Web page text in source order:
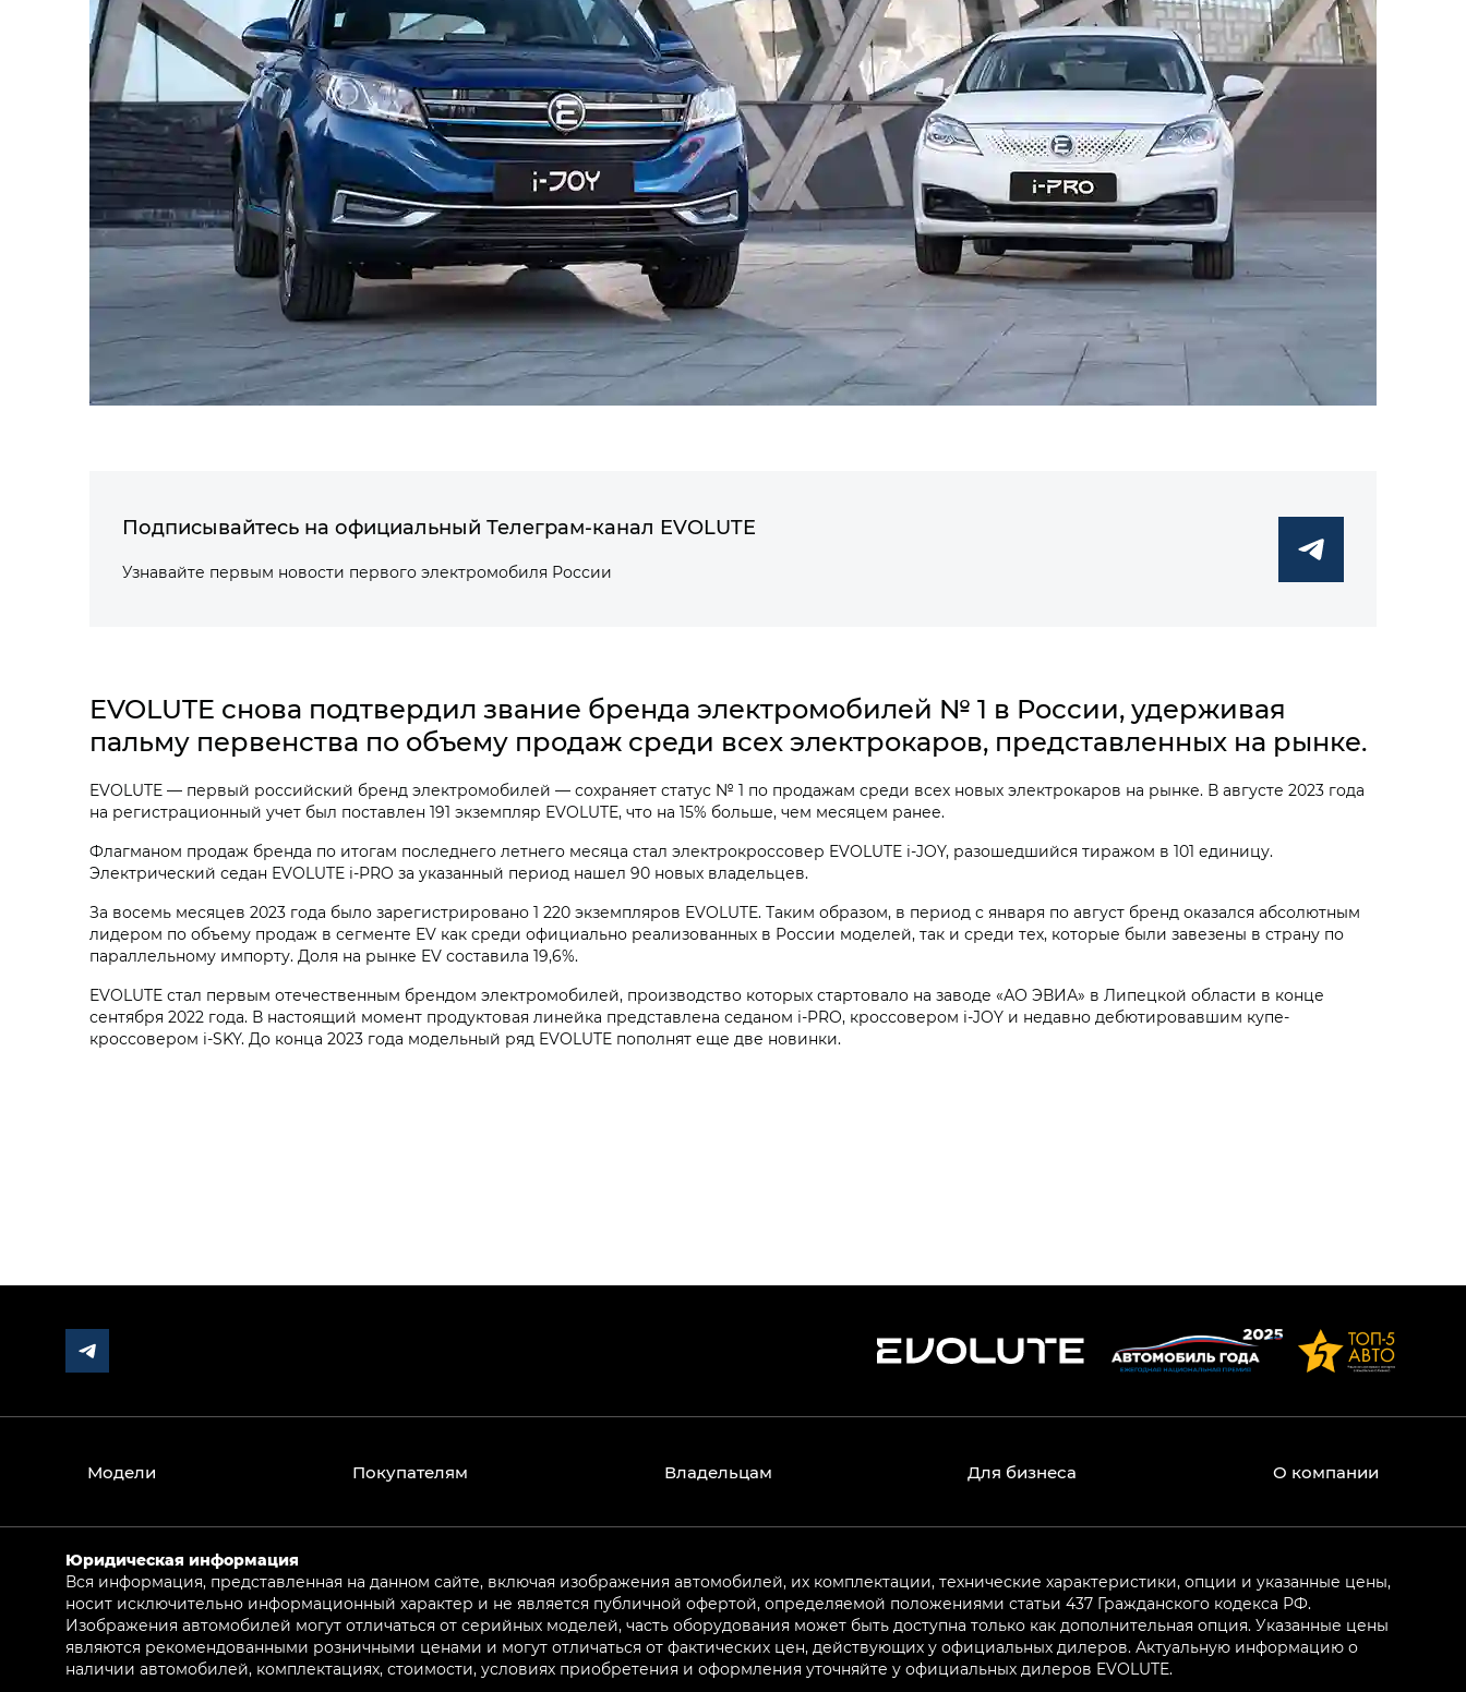
Подписывайтесь на официальный Телеграм-канал EVOLUTE
Узнавайте первым новости первого электромобиля России
EVOLUTE снова подтвердил звание бренда электромобилей № 1 в России, удерживая
пальму первенства по объему продаж среди всех электрокаров, представленных на рынке.
EVOLUTE — первый российский бренд электромобилей — сохраняет статус № 1 по продажам среди всех новых электрокаров на рынке. В августе 2023 года
на регистрационный учет был поставлен 191 экземпляр EVOLUTE, что на 15% больше, чем месяцем ранее.
Флагманом продаж бренда по итогам последнего летнего месяца стал электрокроссовер EVOLUTE i‑JOY, разошедшийся тиражом в 101 единицу.
Электрический седан EVOLUTE i‑PRO за указанный период нашел 90 новых владельцев.
За восемь месяцев 2023 года было зарегистрировано 1 220 экземпляров EVOLUTE. Таким образом, в период с января по август бренд оказался абсолютным
лидером по объему продаж в сегменте EV как среди официально реализованных в России моделей, так и среди тех, которые были завезены в страну по
параллельному импорту. Доля на рынке EV составила 19,6%.
EVOLUTE стал первым отечественным брендом электромобилей, производство которых стартовало на заводе «АО ЭВИА» в Липецкой области в конце
сентября 2022 года. В настоящий момент продуктовая линейка представлена седаном i‑PRO, кроссовером i‑JOY и недавно дебютировавшим купе-
кроссовером i‑SKY. До конца 2023 года модельный ряд EVOLUTE пополнят еще две новинки.
Модели Покупателям Владельцам Для бизнеса О компании
Юридическая информация
Вся информация, представленная на данном сайте, включая изображения автомобилей, их комплектации, технические характеристики, опции и указанные цены,
носит исключительно информационный характер и не является публичной офертой, определяемой положениями статьи 437 Гражданского кодекса РФ.
Изображения автомобилей могут отличаться от серийных моделей, часть оборудования может быть доступна только как дополнительная опция. Указанные цены
являются рекомендованными розничными ценами и могут отличаться от фактических цен, действующих у официальных дилеров. Актуальную информацию о
наличии автомобилей, комплектациях, стоимости, условиях приобретения и оформления уточняйте у официальных дилеров EVOLUTE.